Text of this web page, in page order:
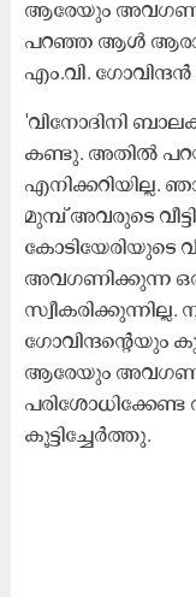
ആരേയും
പറഞ്ഞ ആൾ
എം.വി.
'വിനോദിനി
കണ്ടു. അതിൽ
എനിക്കറിയില്ല.
മുമ്പ് അവരുടെ
കോടിയേരിയുടെ
അവഗണിക്കുന്ന
ഗോവിന്ദന്റെയും
ആരേയും
പരിശോധിക്കേണ്ട
കൂട്ടിച്ചേർത്തു.